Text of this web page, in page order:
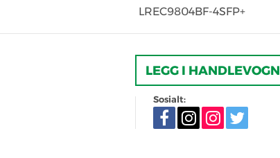
LREC9804BF-4SFP+
LEGG I HANDLEVOGN
Sosialt: